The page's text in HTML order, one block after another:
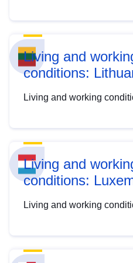
Living and
conditions:
Living and working
Living and
conditions:
Living and working